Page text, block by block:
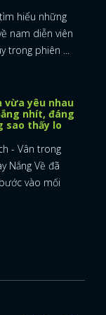
hiểu những
nam diễn viên
trong phiên ...
vừa yêu nhau
nhít, đáng
sao thấy lo
- Vân trong
Nắng Về đã
vào mối